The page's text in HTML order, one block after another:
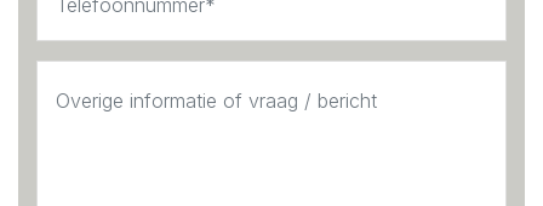
possible care. However, we accept no liability for any